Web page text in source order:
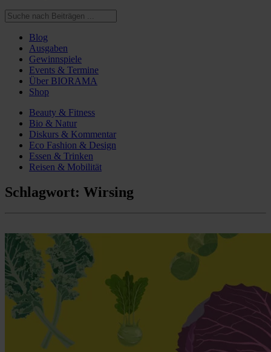
Blog
Ausgaben
Gewinnspiele
Events & Termine
Über BIORAMA
Shop
Beauty & Fitness
Bio & Natur
Diskurs & Kommentar
Eco Fashion & Design
Essen & Trinken
Reisen & Mobilität
Schlagwort: Wirsing